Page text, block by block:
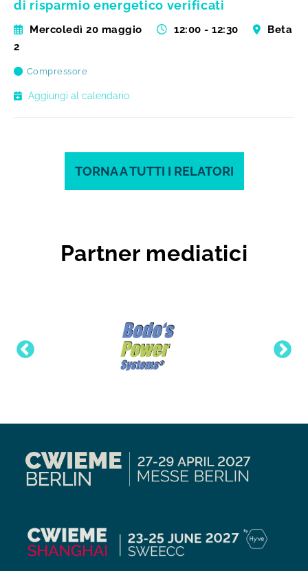
di risparmio energetico verificati
Mercoledì 20 maggio 12:00 - 12:30
Beta
2
Compressore
Aggiungi al calendario
TORNA A TUTTI I RELATORI
Partner mediatici